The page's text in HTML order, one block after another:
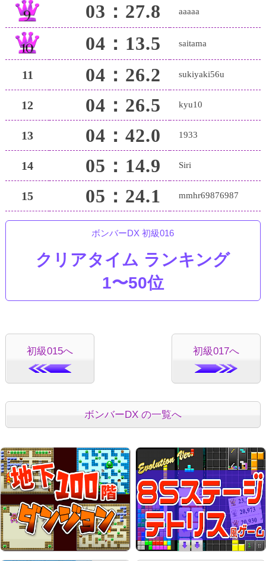
03：27.8 aaaaa
04：13.5 saitama
11 04：26.2 sukiyaki56u
12 04：26.5 kyu10
13 04：42.0 1933
14 05：14.9 Siri
15 05：24.1 mmhr69876987
ボンバーDX 初級016
クリアタイム ランキング
1〜50位
初級015へ 初級017へ
ボンバーDX の一覧へ